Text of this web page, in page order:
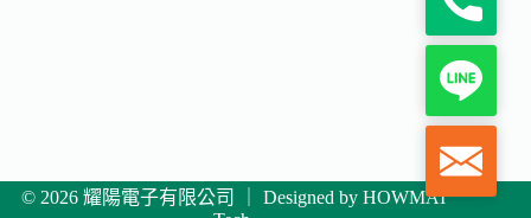
© 2026 耀陽電子有限公司 ｜ Designed byHOWMAI
h
o
n
e
L
i
n
e
M
a
i